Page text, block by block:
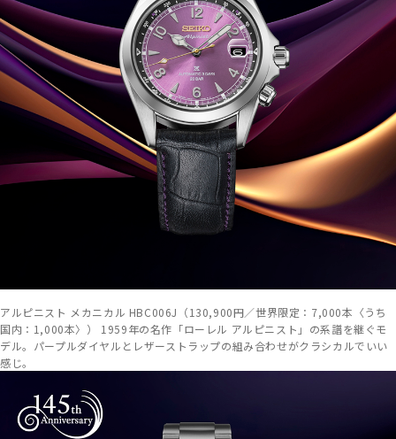
アルピニスト メカニカル HBC006J（130,900円／世界限定：7,000本〈うち
国内：1,000本〉） 1959年の名作「ローレル アルピニスト」の系譜を継ぐモ
デル。パープルダイヤルとレザーストラップの組み合わせがクラシカルでいい
感じ。